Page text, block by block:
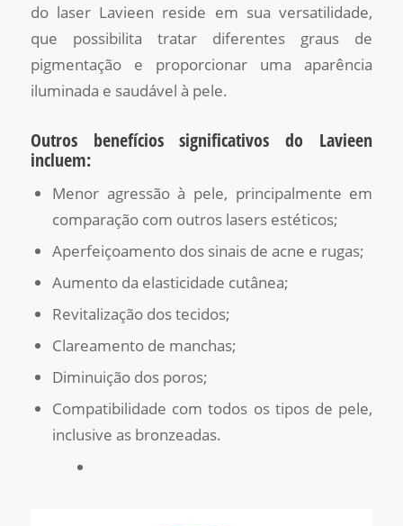
do laser Lavieen reside em sua versatilidade,
que possibilita tratar diferentes graus de
pigmentação e proporcionar uma aparência
iluminada e saudável à pele.
Outros benefícios significativos do Lavieen
incluem:
Menor agressão à pele, principalmente em
comparação com outros lasers estéticos;
Aperfeiçoamento dos sinais de acne e rugas;
Aumento da elasticidade cutânea;
Revitalização dos tecidos;
Clareamento de manchas;
Diminuição dos poros;
Compatibilidade com todos os tipos de pele,
inclusive as bronzeadas.